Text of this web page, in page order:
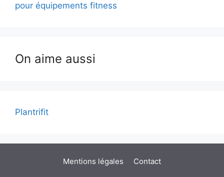
pour équipements fitness
On aime aussi
Plantrifit
Mentions légales
Contact